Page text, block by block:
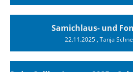
Samichlaus- und
22.11.2025, Tanja